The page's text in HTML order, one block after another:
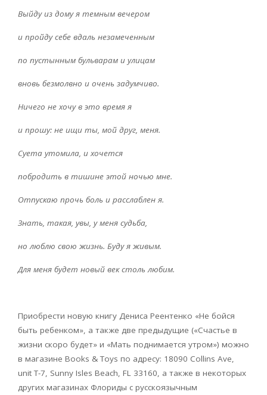
Выйду из дому я темным вечером
и пройду себе вдаль незамеченным
по пустынным бульварам и улицам
вновь безмолвно и очень задумчиво.
Ничего не хочу в это время я
и прошу: не ищи ты, мой друг, меня.
Суета утомила, и хочется
побродить в тишине этой ночью мне.
Отпускаю прочь боль и расслаблен я.
Знать, такая, увы, у меня судьба,
но люблю свою жизнь. Буду я живым.
Для меня будет новый век столь любим.
Приобрести новую книгу Дениса Реентенко «Не бойся
быть ребенком», а также две предыдущие («Счастье в
жизни скоро будет» и «Мать поднимается утром») можно
в магазине Books &Toys по адресу: 18090 Collins Ave,
unit T-7, Sunny Isles Beach, FL 33160, а также в некоторых
других магазинах Флориды с русскоязычным